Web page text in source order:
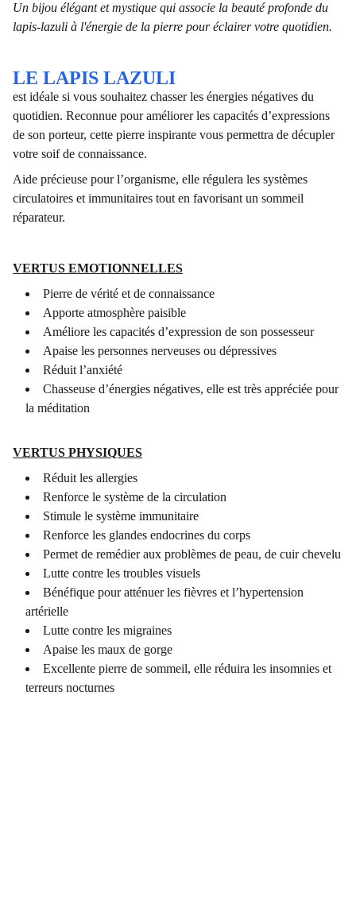
Un bijou élégant et mystique qui associe la beauté profonde du
lapis-lazuli à l'énergie de la pierre pour éclairer votre quotidien.
LE LAPIS LAZULI
est idéale si vous souhaitez chasser les énergies négatives du
quotidien. Reconnue pour améliorer les capacités d’expressions
de son porteur, cette pierre inspirante vous permettra de décupler
votre soif de connaissance.
Aide précieuse pour l’organisme, elle régulera les systèmes
circulatoires et immunitaires tout en favorisant un sommeil
réparateur.
VERTUS EMOTIONNELLES
Pierre de vérité et de connaissance
Apporte atmosphère paisible
Améliore les capacités d’expression de son possesseur
Apaise les personnes nerveuses ou dépressives
Réduit l’anxiété
Chasseuse d’énergies négatives, elle est très appréciée pour
la méditation
VERTUS PHYSIQUES
Réduit les allergies
Renforce le système de la circulation
Stimule le système immunitaire
Renforce les glandes endocrines du corps
Permet de remédier aux problèmes de peau, de cuir chevelu
Lutte contre les troubles visuels
Bénéfique pour atténuer les fièvres et l’hypertension
artérielle
Lutte contre les migraines
Apaise les maux de gorge
Excellente pierre de sommeil, elle réduira les insomnies et
terreurs nocturnes